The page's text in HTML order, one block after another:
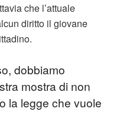
che l’attuale
diritto il giovane
dobbiamo
mostra di non
la legge che vuole